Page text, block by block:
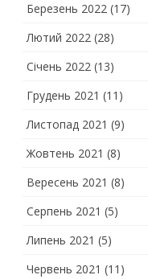
Березень 2022 (17)
Лютий 2022 (28)
Січень 2022 (13)
Грудень 2021 (11)
Листопад 2021 (9)
Жовтень 2021 (8)
Вересень 2021 (8)
Серпень 2021 (5)
Липень 2021 (5)
Червень 2021 (11)